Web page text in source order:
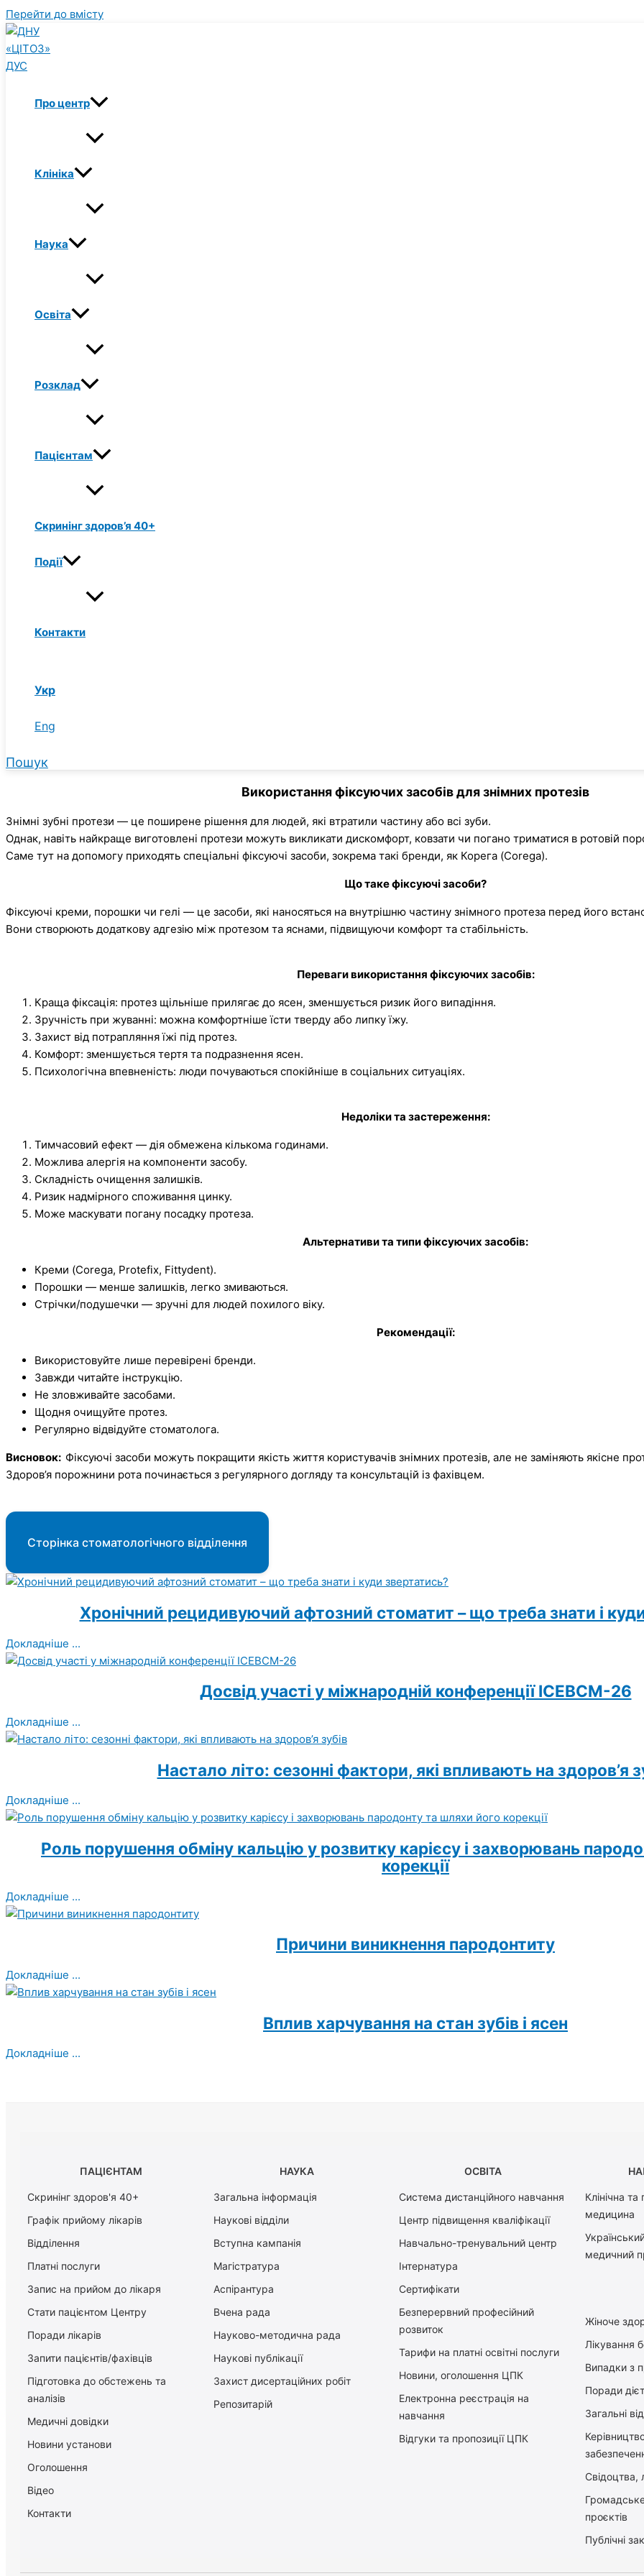
Перейти до вмісту
Про центр
Клініка
Наука
Освіта
Розклад
Пацієнтам
Скринінг здоров’я 40+
Події
Контакти
Укр
Eng
Пошук
Використання фіксуючих засобів для знімних протезів
Знімні зубні протези — це поширене рішення для людей, які втратили частину або всі зуби.
Однак, навіть найкраще виготовлені протези можуть викликати дискомфорт, ковзати чи погано триматися в ротовій
Саме тут на допомогу приходять спеціальні фіксуючі засоби, зокрема такі бренди, як Корега (Corega).
Що таке фіксуючі засоби?
Фіксуючі креми, порошки чи гелі — це засоби, які наносяться на внутрішню частину знімного протеза перед його
Вони створюють додаткову адгезію між протезом та яснами, підвищуючи комфорт та стабільність.
Переваги використання фіксуючих засобів:
Краща фіксація: протез щільніше прилягає до ясен, зменшується ризик його випадіння.
Зручність при жуванні: можна комфортніше їсти тверду або липку їжу.
Захист від потрапляння їжі під протез.
Комфорт: зменшується тертя та подразнення ясен.
Психологічна впевненість: люди почуваються спокійніше в соціальних ситуаціях.
Недоліки та застереження:
Тимчасовий ефект — дія обмежена кількома годинами.
Можлива алергія на компоненти засобу.
Складність очищення залишків.
Ризик надмірного споживання цинку.
Може маскувати погану посадку протеза.
Альтернативи та типи фіксуючих засобів:
Креми (Corega, Protefix, Fittydent).
Порошки — менше залишків, легко змиваються.
Стрічки/подушечки — зручні для людей похилого віку.
Рекомендації:
Використовуйте лише перевірені бренди.
Завжди читайте інструкцію.
Не зловживайте засобами.
Щодня очищуйте протез.
Регулярно відвідуйте стоматолога.
Висновок: Фіксуючі засоби можуть покращити якість життя користувачів знімних протезів, але не заміняють якісне
Здоров’я порожнини рота починається з регулярного догляду та консультацій із фахівцем.
Сторінка стоматологічного відділення
Хронічний рецидивуючий афтозний стоматит – що треба знати і
Докладніше ...
Досвід участі у міжнародній конференції ICEBCM-26
Докладніше ...
Настало літо: сезонні фактори, які впливають на здоров’я
Докладніше ...
Роль порушення обміну кальцію у розвитку карієсу і захворювань
корекції
Докладніше ...
Причини виникнення пародонтиту
Докладніше ...
Вплив харчування на стан зубів і ясен
Докладніше ...
ПАЦІЄНТАМ
Скринінг здоров'я 40+
Графік прийому лікарів
Відділення
Платні послуги
Запис на прийом до лікаря
Стати пацієнтом Центру
Поради лікарів
Запити пацієнтів/фахівців
Підготовка до обстежень та
аналізів
Медичні довідки
Новини установи
Оголошення
Відео
Контакти
НАУКА
Загальна інформація
Наукові відділи
Вступна кампанія
Магістратура
Аспірантура
Вчена рада
Науково-методична рада
Наукові публікації
Захист дисертаційних робіт
Репозитарій
ОСВІТА
Система дистанційного навчання
Центр підвищення кваліфікації
Навчально-тренувальний центр
Інтернатура
Сертифікати
Безперервний професійний
розвиток
Тарифи на платні освітні послуги
Новини, оголошення ЦПК
Електронна реєстрація на
навчання
Відгуки та пропозиції ЦПК
Клінічна
медицина
медичний
Жіноче
Лікування
Випадки з
Поради
Загальні
Свідоцтва,
проєктів
Публічні